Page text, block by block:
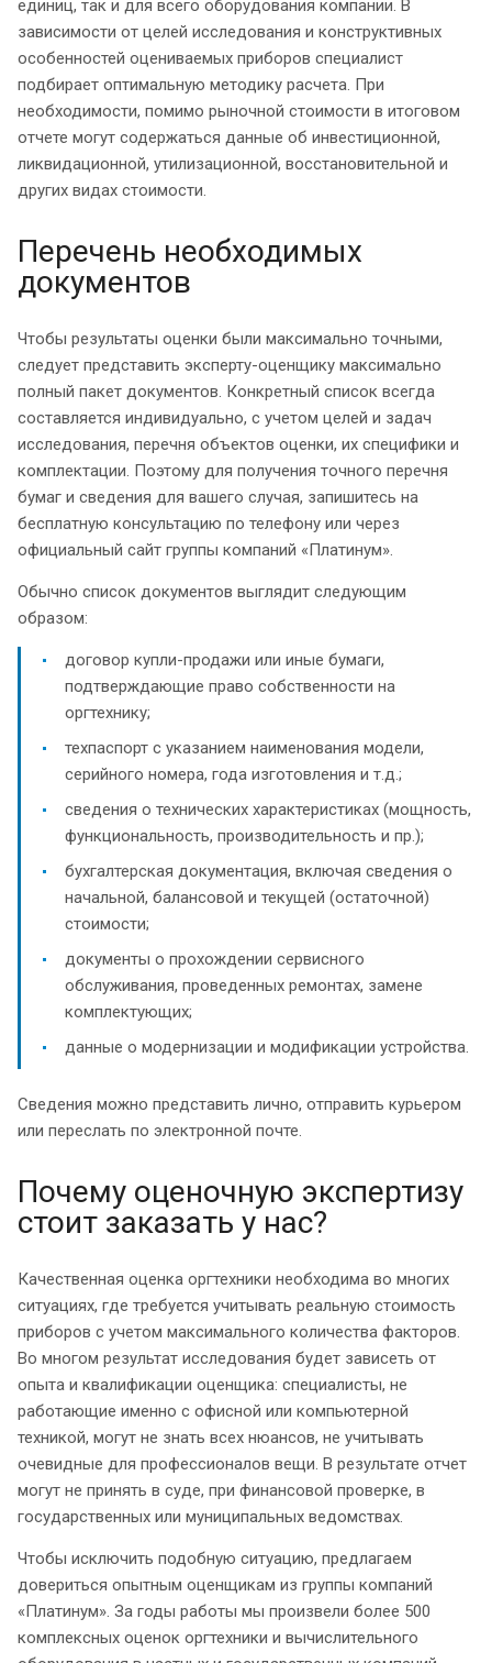
единиц, так и для всего оборудования компании. В
зависимости от целей исследования и конструктивных
особенностей оцениваемых приборов специалист
подбирает оптимальную методику расчета. При
необходимости, помимо рыночной стоимости в итоговом
отчете могут содержаться данные об инвестиционной,
ликвидационной, утилизационной, восстановительной и
других видах стоимости.
Перечень необходимых
документов
Чтобы результаты оценки были максимально точными,
следует представить эксперту-оценщику максимально
полный пакет документов. Конкретный список всегда
составляется индивидуально, с учетом целей и задач
исследования, перечня объектов оценки, их специфики и
комплектации. Поэтому для получения точного перечня
бумаг и сведения для вашего случая, запишитесь на
бесплатную консультацию по телефону или через
официальный сайт группы компаний «Платинум».
Обычно список документов выглядит следующим
образом:
договор купли-продажи или иные бумаги,
подтверждающие право собственности на
оргтехнику;
техпаспорт с указанием наименования модели,
серийного номера, года изготовления и т.д.;
сведения о технических характеристиках (мощность,
функциональность, производительность и пр.);
бухгалтерская документация, включая сведения о
начальной, балансовой и текущей (остаточной)
стоимости;
документы о прохождении сервисного
обслуживания, проведенных ремонтах, замене
комплектующих;
данные о модернизации и модификации устройства.
Сведения можно представить лично, отправить курьером
или переслать по электронной почте.
Почему оценочную экспертизу
стоит заказать у нас?
Качественная оценка оргтехники необходима во многих
ситуациях, где требуется учитывать реальную стоимость
приборов с учетом максимального количества факторов.
Во многом результат исследования будет зависеть от
опыта и квалификации оценщика: специалисты, не
работающие именно с офисной или компьютерной
техникой, могут не знать всех нюансов, не учитывать
очевидные для профессионалов вещи. В результате отчет
могут не принять в суде, при финансовой проверке, в
государственных или муниципальных ведомствах.
Чтобы исключить подобную ситуацию, предлагаем
довериться опытным оценщикам из группы компаний
«Платинум». За годы работы мы произвели более 500
комплексных оценок оргтехники и вычислительного